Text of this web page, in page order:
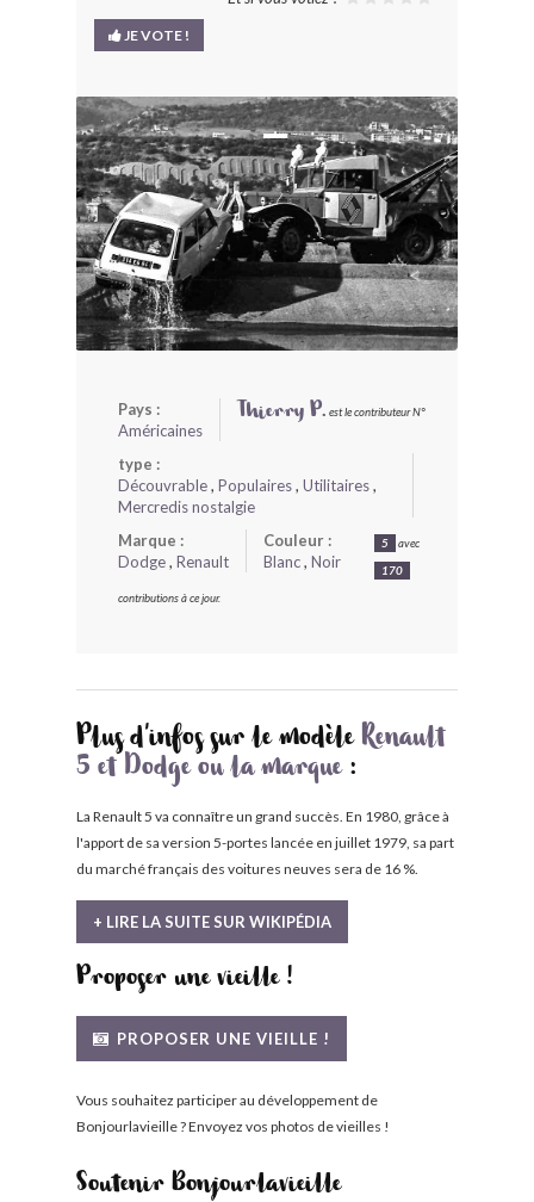
LE BLOG
BONJOURLAVIEILLE ?
MODÈLES ET MARQUES
COMMENT FONCTIONNE BLV ?
JE VOTE !
Pays :
Américaines
type :
Découvrable, Populaires, Utilitaires,
Mercredis nostalgie
Marque :
Dodge, Renault
Couleur :
Blanc, Noir
Thierry P. est le contributeur N°
5 avec
170
contributions à ce jour.
Plus d'infos sur le modèle Renault
5 et Dodge ou la marque:
La Renault 5 va connaître un grand succès. En 1980, grâce à
l'apport de sa version 5-portes lancée en juillet 1979, sa part
du marché français des voitures neuves sera de 16 %.
+ LIRE LA SUITE SUR WIKIPÉDIA
Proposer une vieille !
PROPOSER UNE VIEILLE !
Vous souhaitez participer au développement de
Bonjourlavieille ? Envoyez vos photos de vieilles !
Soutenir Bonjourlavieille